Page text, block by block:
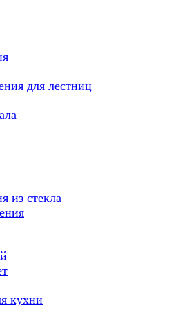
для лестниц
из стекла
кухни